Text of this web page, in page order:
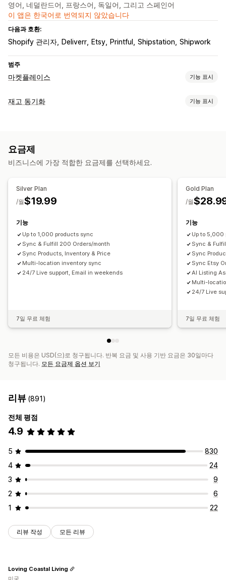
영어, 네덜란드어, 프랑스어, 독일어, 그리고 스페인어
이 앱은 한국어로 번역되지 않았습니다
다음과 호환:
Shopify 관리자 Deliverr Etsy Printful Shipstation Shipwork
범주
마켓플레이스 기능 표시
목록 관리
주문 관리
대량 주문
주문 동기화 추적 동기화 통합 대시보드
재고 동기화 기능 표시
자동 수동
오류 보고서
재고 알림
요금제
비즈니스에 가장 적합한 요금제를 선택하세요.
Silver Plan
$19.99
/월
기능
Up to 1,000 products sync
Sync & Fulfill 200 Orders/month
Sync Products, Inventory & Price
Multi-location inventory sync
24/7 Live support, Email in weekends
7일 무료 체험
Gold Plan
/월
기능
Up to 5,000
Sync &
Sync
Sync Etsy
AI Listing
Multi-
24/7 Live
7일 무료 체험
모든 비용은 USD(으)로 청구됩니다. 반복 요금 및 사용 기반 요금은 30일마다
청구됩니다. 모든 요금제 옵션 보기
리뷰 (891)
전체 평점
4.9
5
830
4
24
3
9
2
6
1
22
리뷰 작성 모든 리뷰
Loving Coastal Living